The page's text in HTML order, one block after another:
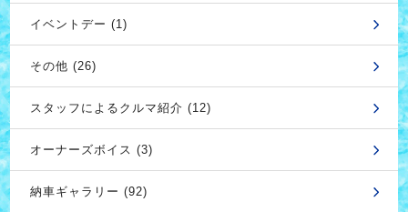
イベントデー (1)
その他 (26)
スタッフによるクルマ紹介 (12)
オーナーズボイス (3)
納車ギャラリー (92)